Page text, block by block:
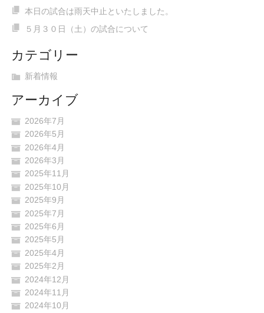
本日の試合は雨天中止といたしました。
５月３０日（土）の試合について
カテゴリー
新着情報
アーカイブ
2026年7月
2026年5月
2026年4月
2026年3月
2025年11月
2025年10月
2025年9月
2025年7月
2025年6月
2025年5月
2025年4月
2025年2月
2024年12月
2024年11月
2024年10月